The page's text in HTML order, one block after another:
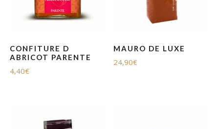
CONFITURE D
ABRICOT PARENTE
4,40€
MAURO DE LUXE
24,90€